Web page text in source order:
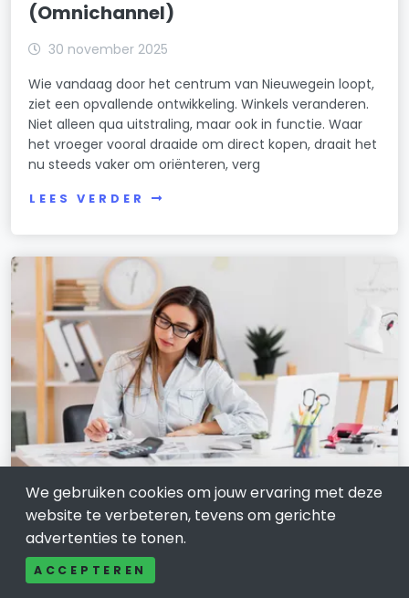
(Omnichannel)
30 november 2025
Wie vandaag door het centrum van Nieuwegein loopt,
ziet een opvallende ontwikkeling. Winkels veranderen.
Niet alleen qua uitstraling, maar ook in functie. Waar
het vroeger vooral draaide om direct kopen, draait het
nu steeds vaker om oriënteren, verg
LEES VERDER
FINANCIELE DIENSTVERLENING
Zzp boekhouder online in Nieuwegein:
zo houd je grip op je financiën
20 november 2025
We gebruiken cookies om jouw ervaring met deze
website te verbeteren, tevens om gerichte
advertenties te tonen.
ACCEPTEREN